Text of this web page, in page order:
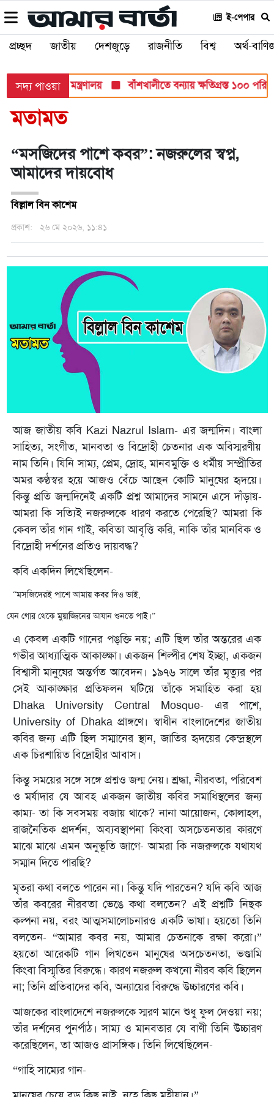
ই-পেপার
প্রচ্ছদ জাতীয় দেশজুড়ে রাজনীতি বিশ্ব অর্থ-
সদ্য পাওয়া
শিক্ষা মন্ত্রণালয় বাঁশখালীতে বন্যায় ক্ষতিগ্রস্ত ১০০
মতামত
“মসজিদের পাশে কবর”: নজরুলের স্বপ্ন,
আমাদের দায়বোধ
বিল্লাল বিন কাশেম
প্রকাশ: ২৬ মে ২০২৬, ১১:৪১
আজ জাতীয় কবি Kazi Nazrul Islam- এর জন্মদিন। বাংলা
সাহিত্য, সংগীত, মানবতা ও বিদ্রোহী চেতনার এক অবিস্মরণীয়
নাম তিনি। যিনি সাম্য, প্রেম, দ্রোহ, মানবমুক্তি ও ধর্মীয় সম্প্রীতির
অমর কণ্ঠস্বর হয়ে আজও বেঁচে আছেন কোটি মানুষের হৃদয়ে।
কিন্তু প্রতি জন্মদিনেই একটি প্রশ্ন আমাদের সামনে এসে দাঁড়ায়-
আমরা কি সত্যিই নজরুলকে ধারণ করতে পেরেছি? আমরা কি
কেবল তাঁর গান গাই, কবিতা আবৃত্তি করি, নাকি তাঁর মানবিক ও
বিদ্রোহী দর্শনের প্রতিও দায়বদ্ধ?
কবি একদিন লিখেছিলেন-
“মসজিদেরই পাশে আমায় কবর দিও ভাই,
যেন গোর থেকে মুয়াজ্জিনের আযান শুনতে পাই।”
এ কেবল একটি গানের পঙ্‌ক্তি নয়; এটি ছিল তাঁর অন্তরের এক
গভীর আধ্যাত্মিক আকাঙ্ক্ষা। একজন শিল্পীর শেষ ইচ্ছা, একজন
বিশ্বাসী মানুষের অন্তর্গত আবেদন। ১৯৭৬ সালে তাঁর মৃত্যুর পর
সেই আকাঙ্ক্ষার প্রতিফলন ঘটিয়ে তাঁকে সমাহিত করা হয়
Dhaka University Central Mosque- এর পাশে,
University of Dhaka প্রাঙ্গণে। স্বাধীন বাংলাদেশের জাতীয়
কবির জন্য এটি ছিল সম্মানের স্থান, জাতির হৃদয়ের কেন্দ্রস্থলে
এক চিরশায়িত বিদ্রোহীর আবাস।
কিন্তু সময়ের সঙ্গে সঙ্গে প্রশ্নও জন্ম নেয়। শ্রদ্ধা, নীরবতা, পরিবেশ
ও মর্যাদার যে আবহ একজন জাতীয় কবির সমাধিস্থলের জন্য
কাম্য- তা কি সবসময় বজায় থাকে? নানা আয়োজন, কোলাহল,
রাজনৈতিক প্রদর্শন, অব্যবস্থাপনা কিংবা অসচেতনতার কারণে
মাঝে মাঝে এমন অনুভূতি জাগে- আমরা কি নজরুলকে যথাযথ
সম্মান দিতে পারছি?
মৃতরা কথা বলতে পারেন না। কিন্তু যদি পারতেন? যদি কবি আজ
তাঁর কবরের নীরবতা ভেঙে কথা বলতেন? এই প্রশ্নটি নিছক
কল্পনা নয়, বরং আত্মসমালোচনারও একটি ভাষা। হয়তো তিনি
বলতেন- “আমার কবর নয়, আমার চেতনাকে রক্ষা করো।”
হয়তো আরেকটি গান লিখতেন মানুষের অসচেতনতা, ভণ্ডামি
কিংবা বিস্মৃতির বিরুদ্ধে। কারণ নজরুল কখনো নীরব কবি ছিলেন
না; তিনি প্রতিবাদের কবি, অন্যায়ের বিরুদ্ধে উচ্চারণের কবি।
আজকের বাংলাদেশে নজরুলকে স্মরণ মানে শুধু ফুল দেওয়া নয়;
তাঁর দর্শনের পুনর্পাঠ। সাম্য ও মানবতার যে বাণী তিনি উচ্চারণ
করেছিলেন, তা আজও প্রাসঙ্গিক। তিনি লিখেছিলেন-
“গাহি সাম্যের গান-